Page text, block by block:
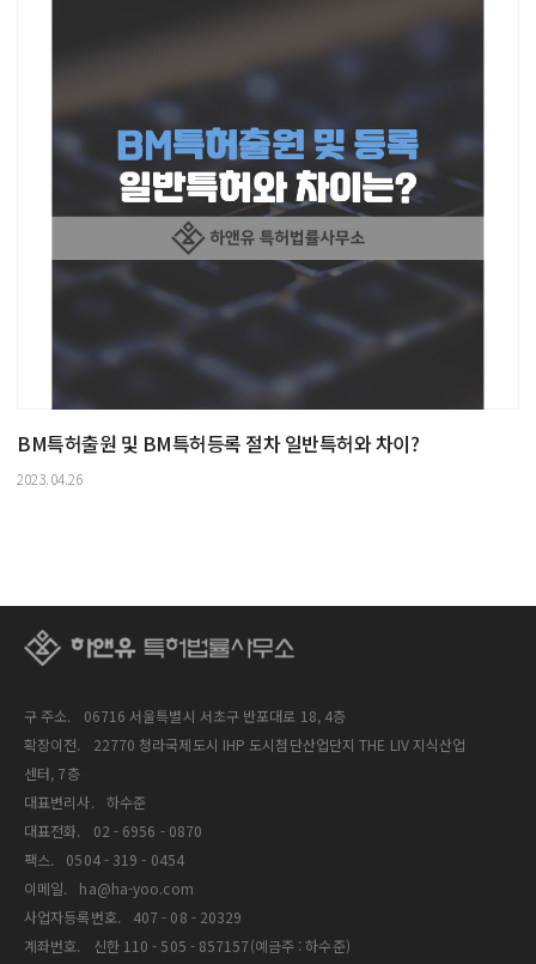
BM특허출원 및 BM특허등록 절차 일반특허와 차이?
2023.04.26
구 주소.
06716 서울특별시 서초구 반포대로 18, 4층
확장이전.
22770 청라국제도시 IHP 도시첨단산업단지 THE LIV 지식산업
센터, 7층
대표변리사.
하수준
대표전화.
02 - 6956 - 0870
팩스.
0504 - 319 - 0454
이메일.
ha@ha-yoo.com
사업자등록번호.
407 - 08 - 20329
계좌번호.
신한 110 - 505 - 857157(예금주 : 하수준)